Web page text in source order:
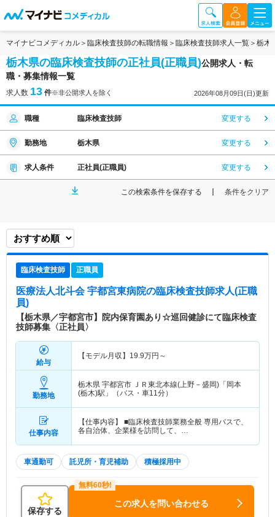
マイナビコメディカル 臨床検査技師の転職情報 臨床検査技師求人一覧 栃木
栃木県の臨床検査技師の正社員(正職員)公開求人・転
職・募集情報一覧
求人数 13 件※非公開求人を除く 2026年08月09日(日)更新
職種 臨床検査技師 変更する
勤務地 栃木県 変更する
求人条件 正社員(正職員) 変更する
この検索条件を保存する 条件をクリア
臨床検査技師 正職員
医療法人北斗会 宇都宮東病院の臨床検査技師求人(正職
員)
【栃木県／宇都宮市】院内保育園あり☆巡回健診にて臨床検査
技師募集〈正社員〉
給与
【モデル月収】 19.9万円～
勤務地
栃木県 宇都宮市 ＪＲ東北本線(上野－盛岡)「岡本
(栃木)駅」（バス・車11分）
仕事内容
【仕事内容】 ■臨床検査技師業務全般 専用バスで、
各自治体、企業様を訪問して、…
車通勤可 託児所・育児補助 積極採用中
保存する
この求人を問い合わせる